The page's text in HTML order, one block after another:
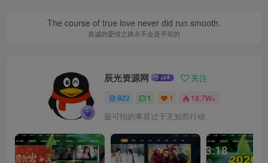
The course of true love never did run smooth.
真诚的爱情之路永不会是平坦的
辰光资源网 关注
922 1 1 18.7W+
最可怕的事莫过于无知而行动